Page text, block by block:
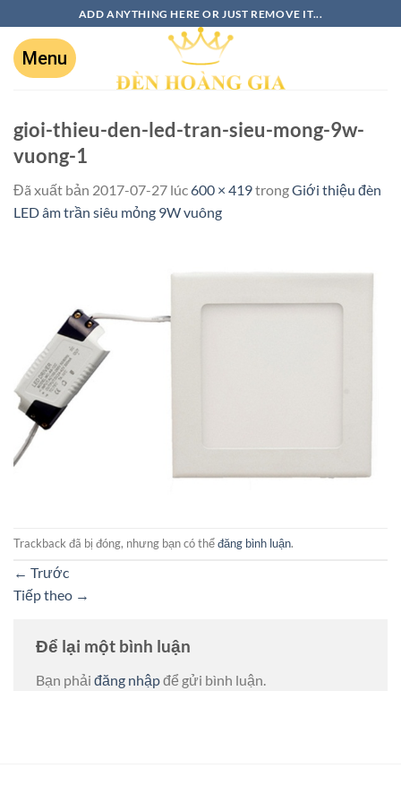
ADD ANYTHING HERE OR JUST REMOVE IT...
gioi-thieu-den-led-tran-sieu-mong-9w-
vuong-1
Đã xuất bản 2017-07-27 lúc600 × 419trongGiới thiệu đèn
LED âm trần siêu mỏng 9W vuông
Trackback đã bị đóng, nhưng bạn có thểđăng bình luận.
← Trước
Tiếp theo →
Để lại một bình luận
Bạn phải đăng nhậpđể gửi bình luận.